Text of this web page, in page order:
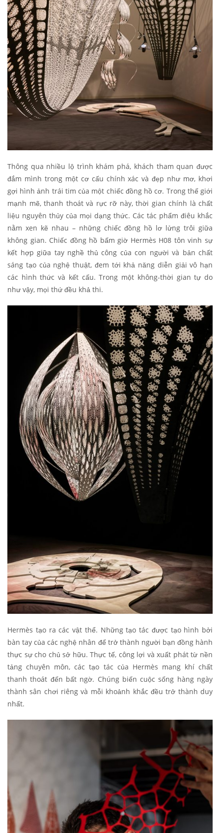
Thông qua nhiều lộ trình khám phá, khách tham quan được
đắm mình trong một cơ cấu chính xác và đẹp như mơ, khơi
gợi hình ảnh trái tim của một chiếc đồng hồ cơ. Trong thế giới
mạnh mẽ, thanh thoát và rực rỡ này, thời gian chính là chất
liệu nguyên thủy của mọi dạng thức. Các tác phẩm điêu khắc
nằm xen kẽ nhau – những chiếc đồng hồ lơ lửng trôi giữa
không gian. Chiếc đồng hồ bấm giờ Hermès H08 tôn vinh sự
kết hợp giữa tay nghề thủ công của con người và bản chất
sáng tạo của nghệ thuật, đem tới khả năng diễn giải vô hạn
các hình thức và kết cấu. Trong một không-thời gian tự do
như vậy, mọi thứ đều khả thi.
Hermès tạo ra các vật thể. Những tạo tác được tạo hình bởi
bàn tay của các nghệ nhân để trở thành người bạn đồng hành
thực sự cho chủ sở hữu. Thực tế, công lợi và xuất phát từ nền
tảng chuyên môn, các tạo tác của Hermès mang khí chất
thanh thoát đến bất ngờ. Chúng biến cuộc sống hàng ngày
thành sân chơi riêng và mỗi khoảnh khắc đều trở thành duy
nhất.